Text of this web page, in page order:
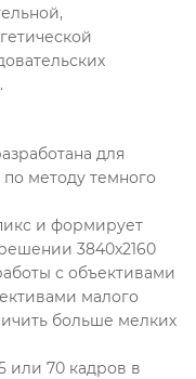
для
методу темного
и формирует
3840x2160
с объективами
малого
больше мелких
или 70 кадров в